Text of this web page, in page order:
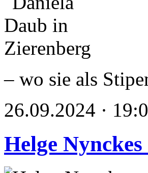
– wo sie als
26.09.2024 ·
Helge